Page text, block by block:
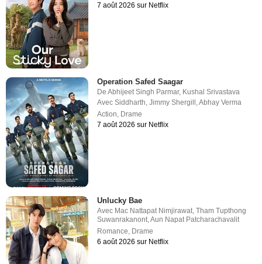
7 août 2026 sur Netflix
Operation Safed Saagar
DeAbhijeet Singh Parmar, Kushal Srivastava
AvecSiddharth ,Jimmy Shergill ,Abhay Verma
Action Drame
7 août 2026 sur Netflix
Unlucky Bae
Avec Mac Nattapat Nimjirawat,Tham Tupthong
Suwanrakanont,Aun Napat Patcharachavalit
Romance, Drame
6 août 2026 sur Netflix